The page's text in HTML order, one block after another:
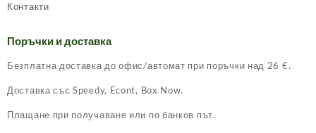
Контакти
Поръчки и доставка
Безплатна доставка до офис/автомат при поръчки над 26 €.
Доставка със Speedy, Econt, Box Now.
Плащане при получаване или по банков път.